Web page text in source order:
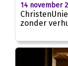
14 november
zonder